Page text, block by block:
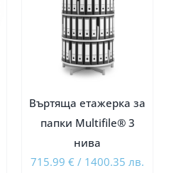
Въртяща етажерка за
папки Multifile® 3
нива
715.99€ / 1400.35 лв.